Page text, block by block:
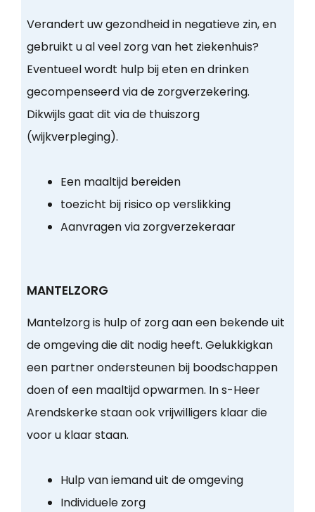
Verandert uw gezondheid in negatieve zin, en
gebruikt u al veel zorg van het ziekenhuis?
Eventueel wordt hulp bij eten en drinken
gecompenseerd via de zorgverzekering.
Dikwijls gaat dit via de thuiszorg
(wijkverpleging).
Een maaltijd bereiden
toezicht bij risico op verslikking
Aanvragen via zorgverzekeraar
MANTELZORG
Mantelzorg is hulp of zorg aan een bekende uit
de omgeving die dit nodig heeft. Gelukkigkan
een partner ondersteunen bij boodschappen
doen of een maaltijd opwarmen. In s-Heer
Arendskerke staan ook vrijwilligers klaar die
voor u klaar staan.
Hulp van iemand uit de omgeving
Individuele zorg